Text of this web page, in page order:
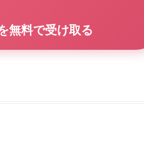
無料で受け取る